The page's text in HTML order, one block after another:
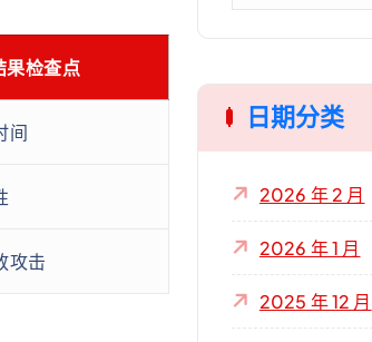
果检查点
间
攻击
日期分类
2026 年 2 月
2026 年 1 月
2025 年 12 月